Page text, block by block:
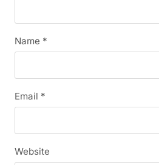
Name *
Email *
Website